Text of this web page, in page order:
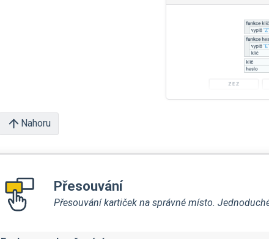
Nahoru
Přesouvání
Přesouvání kartiček na správné místo.